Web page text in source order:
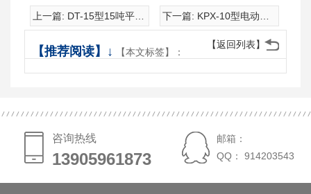
上一篇: DT-15型15吨平板拖车 下一篇: KPX-10型电动平车
【返回列表】
【推荐阅读】↓ 【本文标签】：
咨询热线
13905961873
13905961873
邮箱：
QQ： 914203543